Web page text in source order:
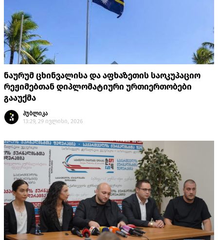
ნაურუმ ცხინვალისა და აფხაზეთის საოკუპაციო
რეჟიმებთან დიპლომატიური ურთიერთობები
გააუქმა
პუბლიკა
13:29, 29 ივლისი, 2026